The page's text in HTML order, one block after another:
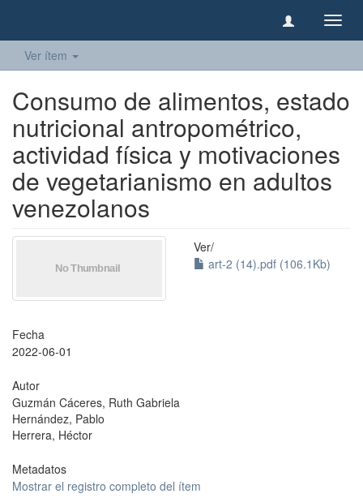
Ver ítem
Consumo de alimentos, estado
nutricional antropométrico,
actividad física y motivaciones
de vegetarianismo en adultos
venezolanos
Ver/
art-2 (14).pdf (106.1Kb)
Fecha
2022-06-01
Autor
Guzmán Cáceres, Ruth Gabriela
Hernández, Pablo
Herrera, Héctor
Metadatos
Mostrar el registro completo del ítem